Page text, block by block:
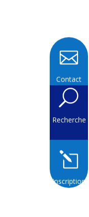

Contact
U
Recherche
l
Inscription